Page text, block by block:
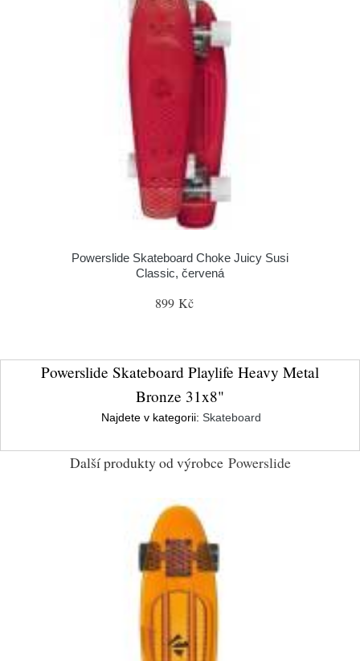
Powerslide Skateboard Choke Juicy Susi
Classic, červená
899 Kč
Powerslide Skateboard Playlife Heavy Metal
Bronze 31x8"
Najdete v kategorii: Skateboard
Další produkty od výrobce Powerslide